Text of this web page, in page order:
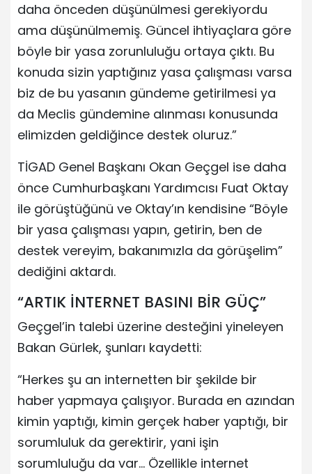
daha önceden düşünülmesi gerekiyordu
ama düşünülmemiş. Güncel ihtiyaçlara göre
böyle bir yasa zorunluluğu ortaya çıktı. Bu
konuda sizin yaptığınız yasa çalışması varsa
biz de bu yasanın gündeme getirilmesi ya
da Meclis gündemine alınması konusunda
elimizden geldiğince destek oluruz.”
TİGAD Genel Başkanı Okan Geçgel ise daha
önce Cumhurbaşkanı Yardımcısı Fuat Oktay
ile görüştüğünü ve Oktay’ın kendisine “Böyle
bir yasa çalışması yapın, getirin, ben de
destek vereyim, bakanımızla da görüşelim”
dediğini aktardı.
“ARTIK İNTERNET BASINI BİR GÜÇ”
Geçgel’in talebi üzerine desteğini yineleyen
Bakan Gürlek, şunları kaydetti:
“Herkes şu an internetten bir şekilde bir
haber yapmaya çalışıyor. Burada en azından
kimin yaptığı, kimin gerçek haber yaptığı, bir
sorumluluk da gerektirir, yani işin
sorumluluğu da var… Özellikle internet